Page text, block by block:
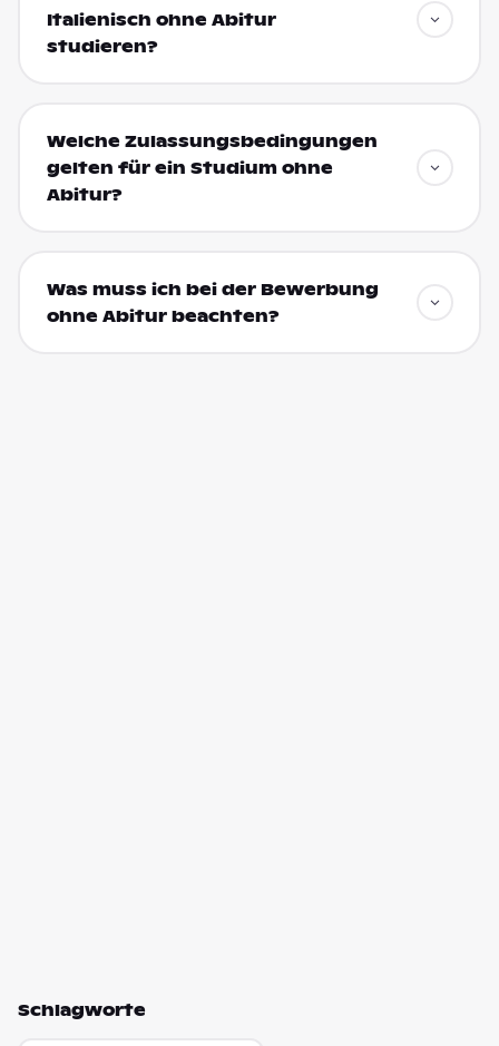
Italienisch ohne Abitur
studieren?
Welche Zulassungsbedingungen
gelten für ein Studium ohne
Abitur?
Was muss ich bei der Bewerbung
ohne Abitur beachten?
Schlagworte